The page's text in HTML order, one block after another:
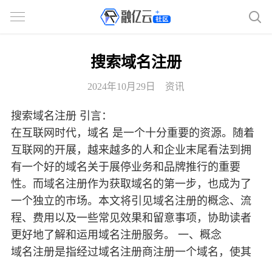
搜索域名注册
2024年10月29日 资讯
搜索域名注册 引言：
在互联网时代，域名 是一个十分重要的资源。随着
互联网的开展，越来越多的人和企业末尾看法到拥
有一个好的域名关于展停业务和品牌推行的重要
性。而域名注册作为获取域名的第一步，也成为了
一个独立的市场。本文将引见域名注册的概念、流
程、费用以及一些常见效果和留意事项，协助读者
更好地了解和运用域名注册服务。 一、概念
域名注册是指经过域名注册商注册一个域名，使其